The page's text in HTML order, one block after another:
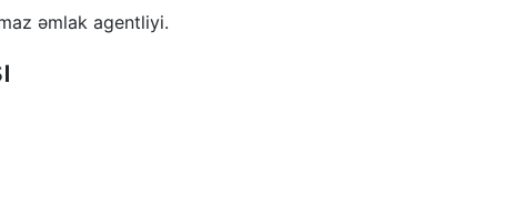
əmlak agentliyi.